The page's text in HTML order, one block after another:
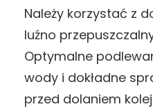
Należy korzystać z
luźno
Optymalne
wody i dokładne
przed dolaniem